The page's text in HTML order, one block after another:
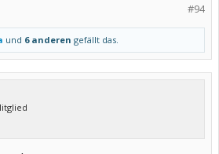
#94
und 6 anderen gefällt das.